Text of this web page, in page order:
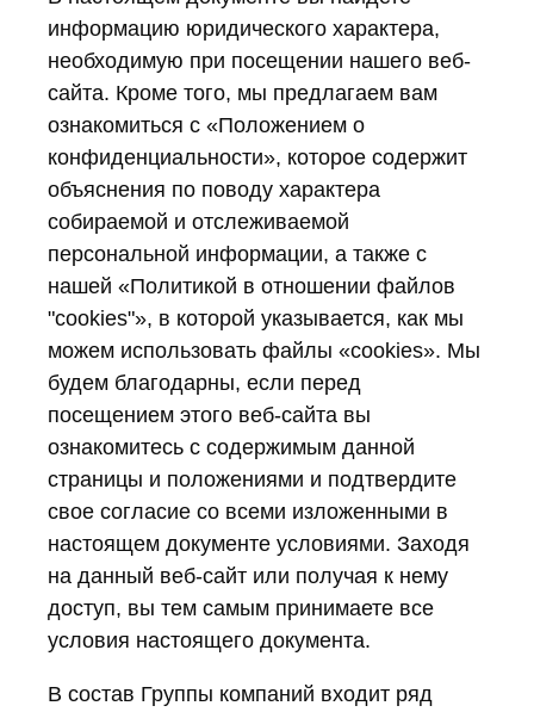
информацию юридического характера,
необходимую при посещении нашего веб-
сайта. Кроме того, мы предлагаем вам
ознакомиться с «Положением о
конфиденциальности», которое содержит
объяснения по поводу характера
собираемой и отслеживаемой
персональной информации, а также с
нашей «Политикой в отношении файлов
"cookies"», в которой указывается, как мы
можем использовать файлы «cookies». Мы
будем благодарны, если перед
посещением этого веб-сайта вы
ознакомитесь с содержимым данной
страницы и положениями и подтвердите
свое согласие со всеми изложенными в
настоящем документе условиями. Заходя
на данный веб-сайт или получая к нему
доступ, вы тем самым принимаете все
условия настоящего документа.
В состав Группы компаний входит ряд